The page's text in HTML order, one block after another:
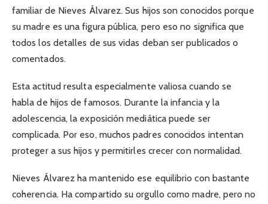
familiar de Nieves Álvarez. Sus hijos son conocidos porque
su madre es una figura pública, pero eso no significa que
todos los detalles de sus vidas deban ser publicados o
comentados.
Esta actitud resulta especialmente valiosa cuando se
habla de hijos de famosos. Durante la infancia y la
adolescencia, la exposición mediática puede ser
complicada. Por eso, muchos padres conocidos intentan
proteger a sus hijos y permitirles crecer con normalidad.
Nieves Álvarez ha mantenido ese equilibrio con bastante
coherencia. Ha compartido su orgullo como madre, pero no